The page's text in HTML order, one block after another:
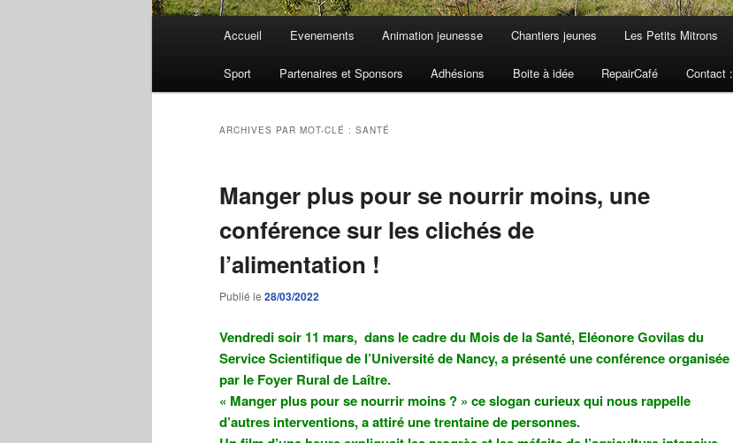
Accueil Evenements Animation jeunesse Chantiers jeunes Les Petits Mitrons
Sport Partenaires et Sponsors Adhésions Boite à idée RepairCafé Contact :
ARCHIVES PAR MOT-CLÉ : SANTÉ
Manger plus pour se nourrir moins, une
conférence sur les clichés de
l’alimentation !
Publié le 28/03/2022
Vendredi soir 11 mars, dans le cadre du Mois de la Santé, Eléonore Govilas du
Service Scientifique de l’Université de Nancy, a présenté une conférence organisée
par le Foyer Rural de Laître.
« Manger plus pour se nourrir moins ? » ce slogan curieux qui nous rappelle
d’autres interventions, a attiré une trentaine de personnes.